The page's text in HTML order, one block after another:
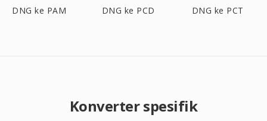
DNG ke PAM DNG ke PCD DNG ke PCT
Konverter spesifik